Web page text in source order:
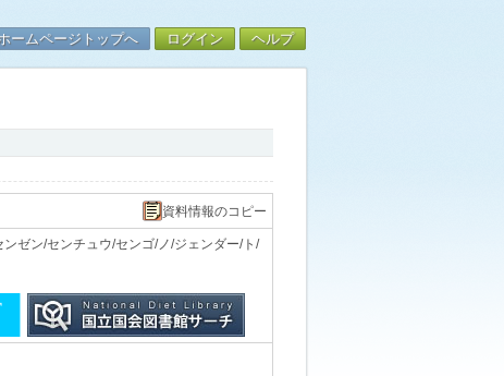
ームページトップへ ログイン ヘルプ
資料情報のコピー
ゼン/センチュウ/センゴ/ノ/ジェンダー/ト/